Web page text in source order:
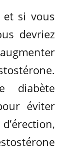
et si vous
devriez
diabète
éviter